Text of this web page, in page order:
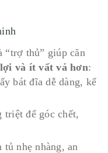
“trợ thủ” giúp căn
và ít vất vả hơn:
bát đĩa dễ dàng, kể
triệt để góc chết,
nhẹ nhàng, an